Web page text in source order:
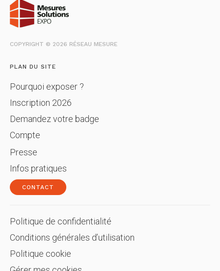
COPYRIGHT © 2026 RÉSEAU MESURE
PLAN DU SITE
Pourquoi exposer ?
Inscription 2026
Demandez votre badge
Compte
Presse
Infos pratiques
CONTACT
Politique de confidentialité
Conditions générales d’utilisation
Politique cookie